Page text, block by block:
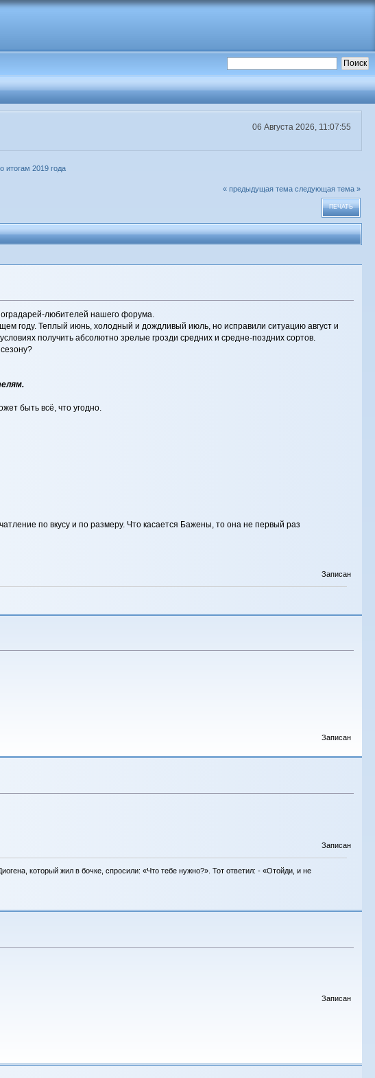
06 Августа 2026, 11:07:55
итогам 2019 года
« предыдущая тема следующая тема »
ПЕЧАТЬ
любителей нашего форума.
году. Теплый июнь, холодный и дождливый июль, но исправили ситуацию август и
получить абсолютно зрелые грозди средних и средне-поздних сортов.
быть всё, что угодно.
по вкусу и по размеру. Что касается Бажены, то она не первый раз
Записан
Записан
Записан
который жил в бочке, спросили: «Что тебе нужно?». Тот ответил: - «Отойди, и не
Записан